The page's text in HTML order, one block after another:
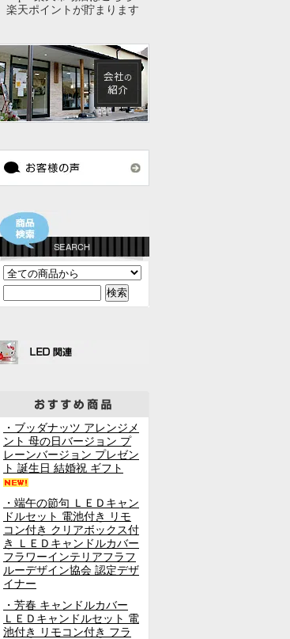
楽天ポイントが貯まります
・ブッダナッツ アレンジメ
ント 母の日バージョン プ
レーンバージョン プレゼン
ト 誕生日 結婚祝 ギフト
・端午の節句 ＬＥＤキャン
ドルセット 電池付き リモ
コン付き クリアボックス付
き ＬＥＤキャンドルカバー
フラワーインテリアフラフ
ルーデザイン協会 認定デザ
イナー
・芳春 キャンドルカバー
ＬＥＤキャンドルセット 電
池付き リモコン付き フラ